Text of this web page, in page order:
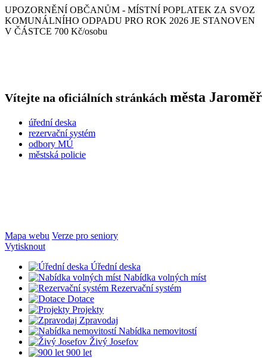
UPOZORNĚNÍ OBČANŮM - MÍSTNÍ POPLATEK ZA SVOZ
KOMUNÁLNÍHO ODPADU PRO ROK 2026 JE STANOVEN
V ČÁSTCE 700 Kč/osobu
Vítejte na oficiálních stránkách města Jaroměř
úřední deska
rezervační systém
odbory MÚ
městská policie
Mapa webu Verze pro seniory
Vytisknout
Úřední deska
Nabídka volných míst
Rezervační systém
Dotace
Projekty
Zpravodaj
Nabídka nemovitostí
Živý Josefov
900 let